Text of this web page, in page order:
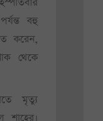
বহু
করেন,
থেকে
মৃত্যু